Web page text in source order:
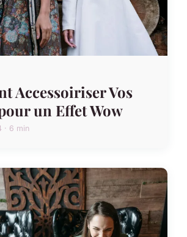
Accessoiriser Vos
un Effet Wow
· 6 min